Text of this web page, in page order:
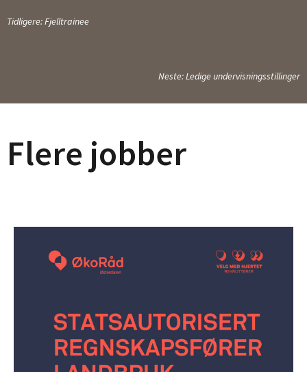
Tidligere: Fjelltrainee
Neste: Ledige undervisningsstillinger
Flere jobber